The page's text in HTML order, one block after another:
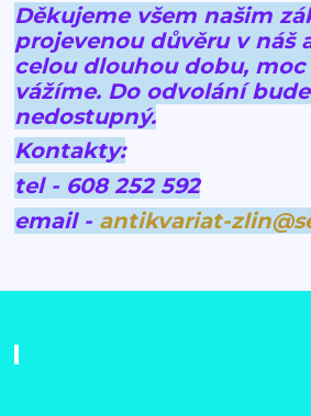
Děkujeme všem našim
projevenou důvěru v náš
celou dlouhou dobu,
vážíme. Do odvolání
nedostupný.
Kontakty:
tel - 608 252 592
email - antikvariat-